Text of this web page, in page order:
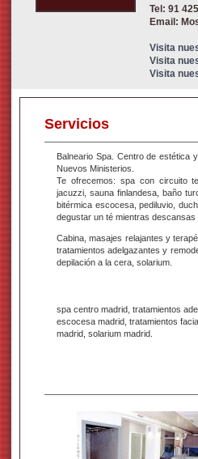
Tel: 91
Email:
Visita
Visita
Visita
Servicios
Balneario Spa. Centro de estética
Nuevos Ministerios.
Te ofrecemos: spa con circuito
jacuzzi, sauna finlandesa, baño
bitérmica escocesa, pediluvio,
degustar un té mientras
Cabina, masajes relajantes y
tratamientos adelgazantes y
depilación a la cera, solarium.
spa centro madrid, tratamientos
escocesa madrid, tratamientos
madrid, solarium madrid.